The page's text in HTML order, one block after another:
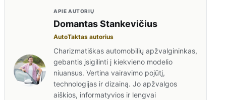
APIE AUTORIŲ
Domantas Stankevičius
AutoTaktas autorius
Charizmatiškas automobilių apžvalgininkas,
gebantis įsigilinti į kiekvieno modelio
niuansus. Vertina vairavimo pojūtį,
technologijas ir dizainą. Jo apžvalgos
aiškios, informatyvios ir lengvai